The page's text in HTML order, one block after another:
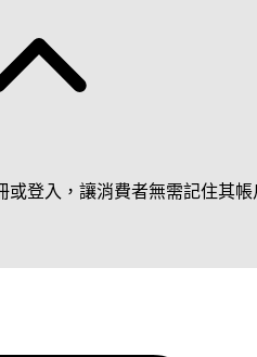
或登入，讓消費者無需記住其帳